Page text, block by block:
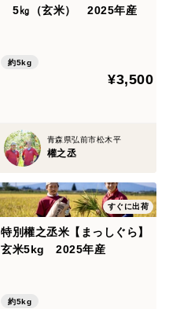
5㎏（玄米） 2025年産
約5kg
¥3,500
青森県弘前市松木平
權之丞
すぐに出荷
特別權之丞米【まっしぐら】
玄米5kg 2025年産
約5kg